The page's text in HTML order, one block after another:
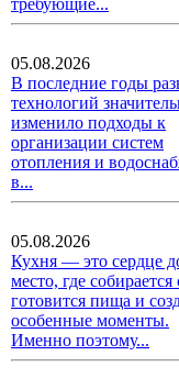
требующие...
05.08.2026
В последние годы
технологий
изменило подходы к
организации систем
отопления и
в...
05.08.2026
Кухня — это сердце
место, где собирается
готовится пища и
особенные моменты.
Именно поэтому...